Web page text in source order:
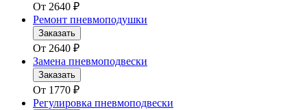
От 2640 ₽
Ремонт пневмоподушки
Заказать
От 2640 ₽
Замена пневмоподвески
Заказать
От 1770 ₽
Регулировка пневмоподвески